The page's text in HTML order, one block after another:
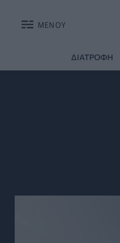
ΜΕΝΟΥ
ΔΙΑΤΡΟΦΗ